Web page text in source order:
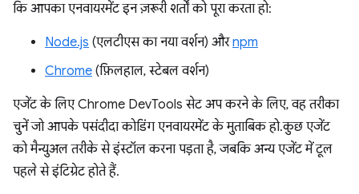
कि आपका एनवायरमेंट इन ज़रूरी शर्तों को पूरा करता हो:
Node.js (एलटीएस का नया वर्शन) औरnpm
Chrome (फ़िलहाल, स्टेबल वर्शन)
एजेंट के लिए Chrome DevTools सेट अप करने के लिए, वह तरीका
चुनें जो आपके पसंदीदा कोडिंग एनवायरमेंट के मुताबिक हो. कुछ एजेंट
को मैन्युअल तरीके से इंस्टॉल करना पड़ता है, जबकि अन्य एजेंट में टूल
पहले से इंटिग्रेट होते हैं.